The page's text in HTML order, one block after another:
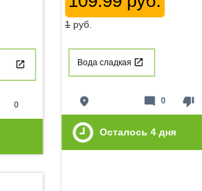
0
1 руб.
Вода сладкая
place thumb_down
mode_comment 0
Осталось 4 дня